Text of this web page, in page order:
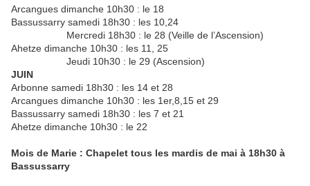
Arcangues dimanche 10h30 : le 18
Bassussarry samedi 18h30 : les 10,24
Mercredi 18h30 : le 28 (Veille de l’Ascension)
Ahetze dimanche 10h30 : les 11, 25
Jeudi 10h30 : le 29 (Ascension)
JUIN
Arbonne samedi 18h30 : les 14 et 28
Arcangues dimanche 10h30 : les 1er,8,15 et 29
Bassussarry samedi 18h30 : les 7 et 21
Ahetze dimanche 10h30 : le 22
Mois de Marie : Chapelet tous les mardis de mai à 18h30 à
Bassussarry